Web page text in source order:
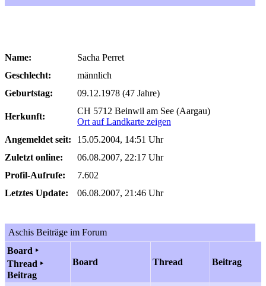
Name:
Sacha Perret
Geschlecht:
männlich
Geburtstag:
09.12.1978 (47 Jahre)
Herkunft:
CH 5712 Beinwil am See (Aargau)
Ort auf Landkarte zeigen
Angemeldet seit:
15.05.2004, 14:51 Uhr
Zuletzt online:
06.08.2007, 22:17 Uhr
Profil-Aufrufe:
7.602
Letztes Update:
06.08.2007, 21:46 Uhr
Aschis Beiträge im Forum
Board ‣
Thread ‣
Beitrag
Board Thread Beitrag